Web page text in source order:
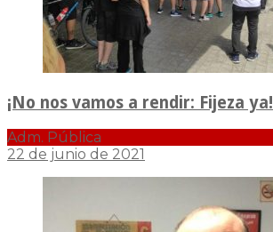
¡No nos vamos a rendir: Fijeza ya!
Adm. Pública
22 de junio de 2021